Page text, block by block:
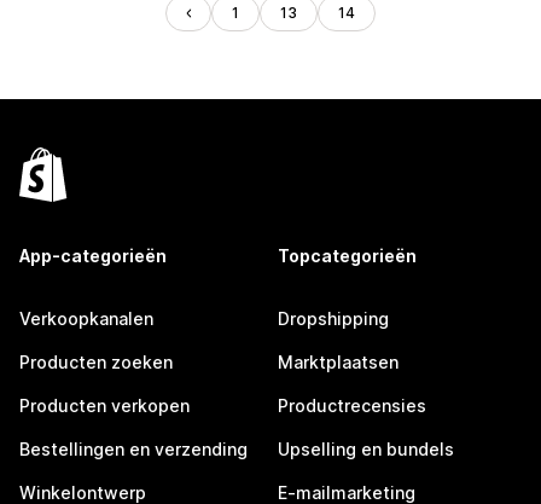
1 13 14
App-categorieën
Verkoopkanalen
Producten zoeken
Producten verkopen
Bestellingen en verzending
Winkelontwerp
Topcategorieën
Dropshipping
Marktplaatsen
Productrecensies
Upselling en bundels
E-mailmarketing